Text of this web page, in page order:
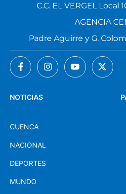
NOTICIAS
CUENCA
NACIONAL
DEPORTES
MUNDO
C.C. EL VERGEL Local
AGENCIA
Padre Aguirre y G.